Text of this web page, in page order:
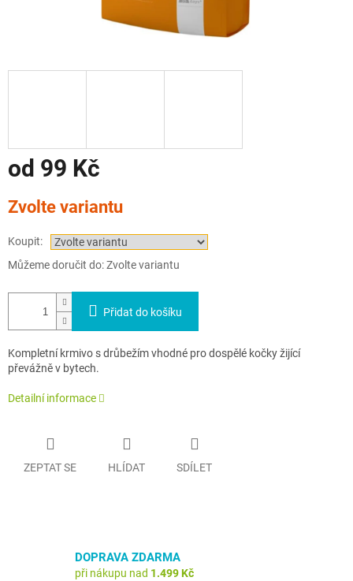
od 99 Kč
cena:
Zvolte variantu
Koupit:
Můžeme doručit do:Zvolte variantu
Přidat do košíku
Kompletní krmivo s drůbežím vhodné pro dospělé kočky žijící
převážně v bytech.
Detailní informace
ZEPTAT SE HLÍDAT SDÍLET
DOPRAVA ZDARMA
při nákupu nad 1.499 Kč